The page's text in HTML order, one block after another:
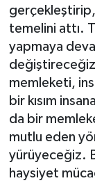
gerçekleştirip,
temelini attı.
yapmaya
memleketi,
bir kısım
da bir
mutlu eden
yürüyeceğiz.
haysiyet